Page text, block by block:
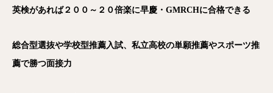
英検があれば２００～２０倍楽に早慶・GMRCHに合格できる
総合型選抜や学校型推薦入試、私立高校の単願推薦やスポーツ推
薦で勝つ面接力